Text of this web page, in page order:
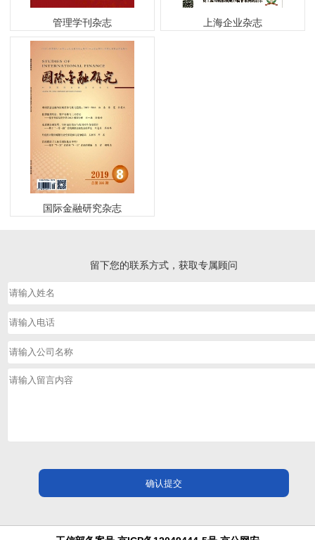
管理学刊杂志 上海企业杂志
国际金融研究杂志
留下您的联系方式，获取专属顾问